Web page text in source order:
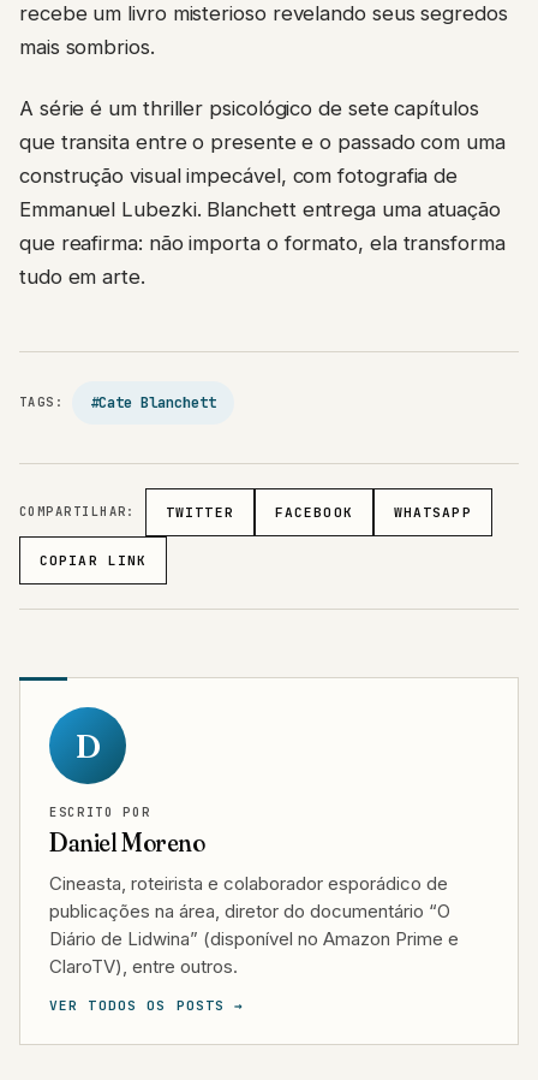
recebe um livro misterioso revelando seus segredos
mais sombrios.
A série é um thriller psicológico de sete capítulos
que transita entre o presente e o passado com uma
construção visual impecável, com fotografia de
Emmanuel Lubezki. Blanchett entrega uma atuação
que reafirma: não importa o formato, ela transforma
tudo em arte.
TAGS: #Cate Blanchett
COMPARTILHAR: TWITTER FACEBOOK WHATSAPP
COPIAR LINK
D
ESCRITO POR
Daniel Moreno
Cineasta, roteirista e colaborador esporádico de
publicações na área, diretor do documentário “O
Diário de Lidwina” (disponível no Amazon Prime e
ClaroTV), entre outros.
VER TODOS OS POSTS →